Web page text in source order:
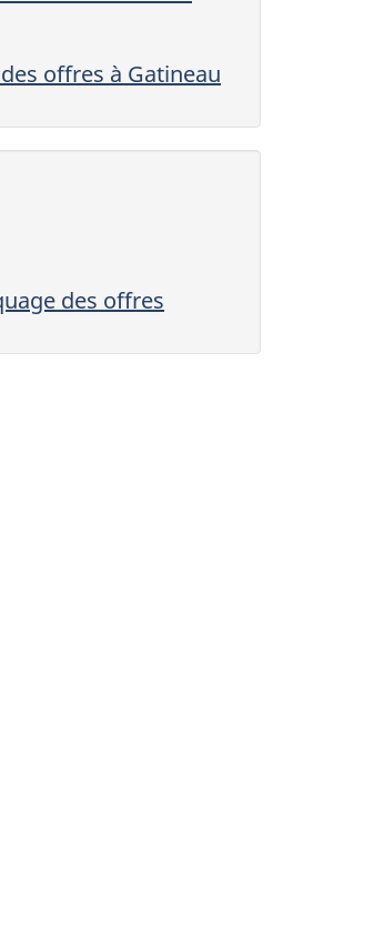
offres à Gatineau
des offres